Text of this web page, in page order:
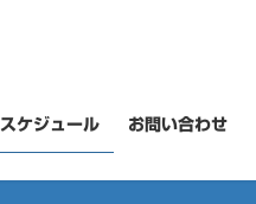
スケジュール お問い合わせ